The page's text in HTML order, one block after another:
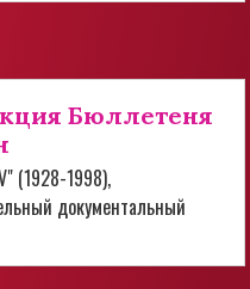
Бюллетеня
(1928-1998),
документальный